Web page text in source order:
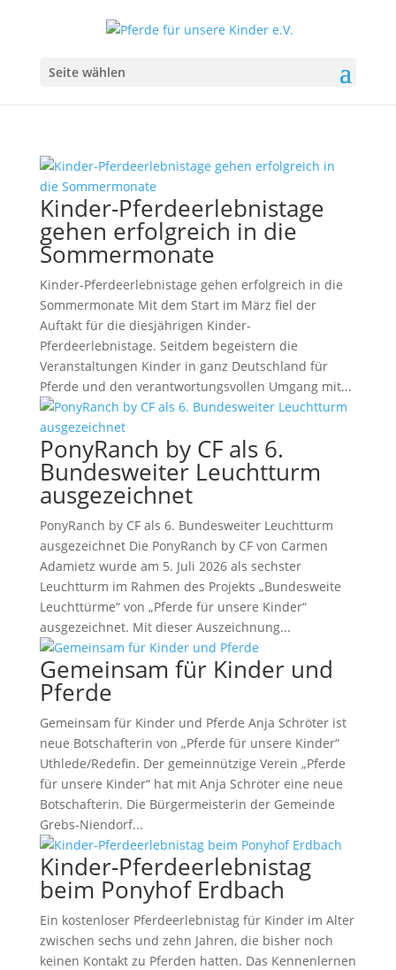
Seite wählen
Kinder-Pferdeerlebnistage
gehen erfolgreich in die
Sommermonate
Kinder-Pferdeerlebnistage gehen erfolgreich in die
Sommermonate Mit dem Start im März fiel der
Auftakt für die diesjährigen Kinder-
Pferdeerlebnistage. Seitdem begeistern die
Veranstaltungen Kinder in ganz Deutschland für
Pferde und den verantwortungsvollen Umgang mit...
PonyRanch by CF als 6.
Bundesweiter Leuchtturm
ausgezeichnet
PonyRanch by CF als 6. Bundesweiter Leuchtturm
ausgezeichnet Die PonyRanch by CF von Carmen
Adamietz wurde am 5. Juli 2026 als sechster
Leuchtturm im Rahmen des Projekts „Bundesweite
Leuchttürme“ von „Pferde für unsere Kinder“
ausgezeichnet. Mit dieser Auszeichnung...
Gemeinsam für Kinder und
Pferde
Gemeinsam für Kinder und Pferde Anja Schröter ist
neue Botschafterin von „Pferde für unsere Kinder“
Uthlede/Redefin. Der gemeinnützige Verein „Pferde
für unsere Kinder“ hat mit Anja Schröter eine neue
Botschafterin. Die Bürgermeisterin der Gemeinde
Grebs-Niendorf...
Kinder-Pferdeerlebnistag
beim Ponyhof Erdbach
Ein kostenloser Pferdeerlebnistag für Kinder im Alter
zwischen sechs und zehn Jahren, die bisher noch
keinen Kontakt zu Pferden hatten. Das Kennenlernen